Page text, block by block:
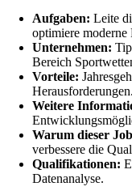
Aufgaben: Leite
optimiere moderne
Unternehmen:
Bereich
Vorteile:
Herausforderungen.
Weitere
Warum dieser
verbessere die
Qualifikationen:
Datenanalyse.